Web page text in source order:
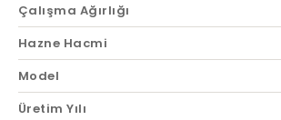
Çalışma Ağırlığı
Hazne Hacmi
Model
Üretim Yılı